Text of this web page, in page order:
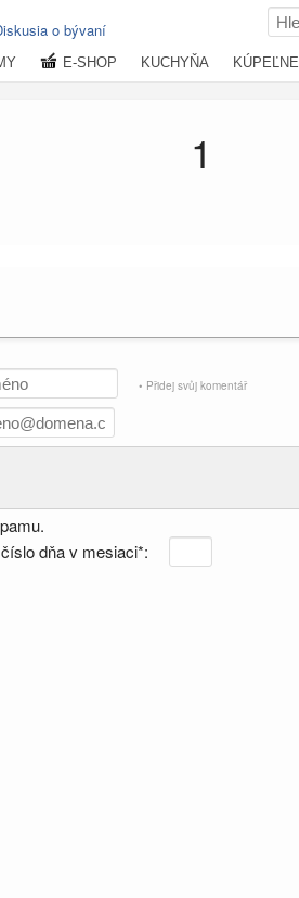
o bývaní
E-SHOP KUCHYŇA KÚPEĽNE
1
• Přidej svůj komentář
dňa v mesiaci*: